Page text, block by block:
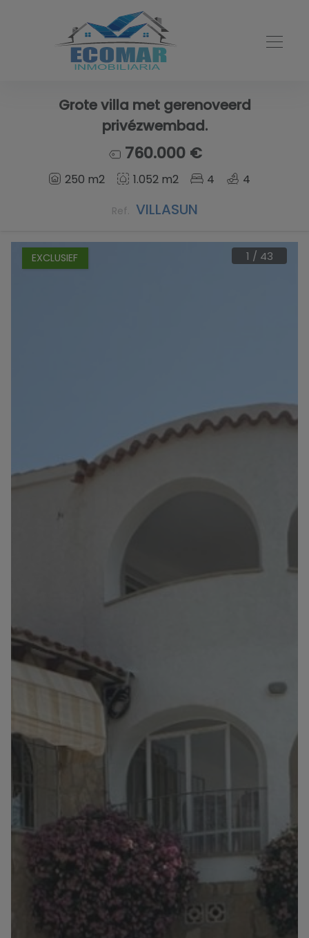
Grote villa met gerenoveerd
privézwembad.
760.000 €
250 m2 1.052 m2 4 4
Ref. VILLASUN
EXCLUSIEF 1 / 43